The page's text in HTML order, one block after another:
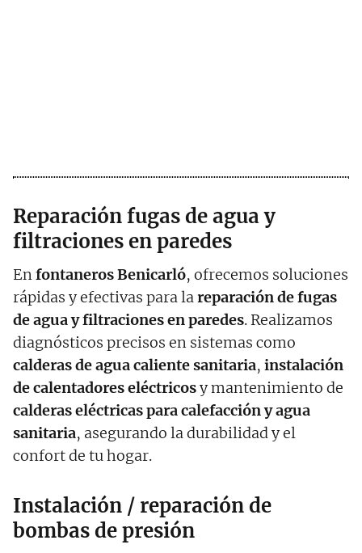
Reparación fugas de agua y
filtraciones en paredes
Enfontaneros Benicarló, ofrecemos soluciones
rápidas y efectivas para lareparación de fugas
de agua y filtraciones en paredes. Realizamos
diagnósticos precisos en sistemas como
calderas de agua caliente sanitaria, instalación
de calentadores eléctricosy mantenimiento de
calderas eléctricas para calefacción y agua
sanitaria, asegurando la durabilidad y el
confort de tu hogar.
Instalación / reparación de
bombas de presión